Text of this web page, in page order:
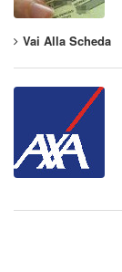
Vai Alla Scheda